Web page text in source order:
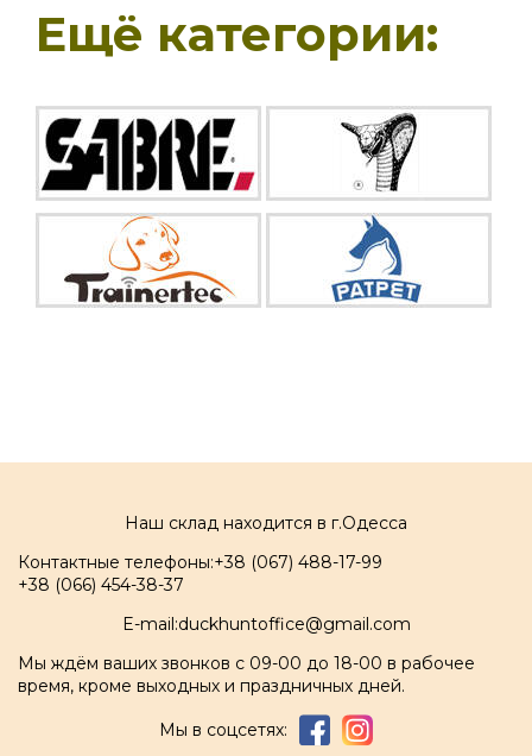
Ещё категории:
Наш склад находится в г.Одесса
Контактные телефоны:+38 (067) 488-17-99
+38 (066) 454-38-37
E-mail:duckhuntoffice@gmail.com
Мы ждём ваших звонков с 09-00 до 18-00 в рабочее
время, кроме выходных и праздничных дней.
Мы в соцсетях: